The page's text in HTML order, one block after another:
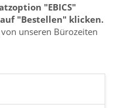
"EBICS"
"Bestellen" klicken.
unseren Bürozeiten